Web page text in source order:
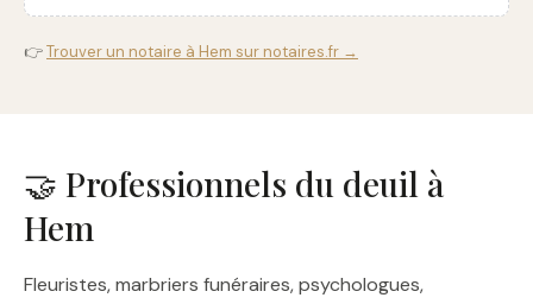
👉Trouver un notaire à Hem sur notaires.fr →
🤝 Professionnels du deuil à
Hem
Fleuristes, marbriers funéraires, psychologues,